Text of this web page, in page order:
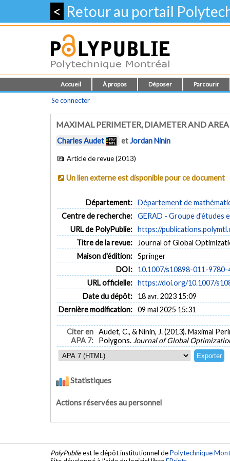
< Retour au portail
Accueil À propos Déposer Parcourir
Se connecter
MAXIMAL PERIMETER, DIAMETER AND
Charles Audet etJordan Ninin
Article de revue (2013)
Un lien externe est disponible pour ce document
Département: Département de
Centre de recherche: GERAD - Groupe d'études
URL de PolyPublie: https://
Titre de la revue:
Journal of Global
Maison d'édition: Springer
DOI:
10.1007/s10898-011-9780-
URL officielle: https://doi.org/10.1007/
Date du dépôt:
18 avr. 2023 15:09
Dernière modification: 09 mai 2025 15:31
Citer en
APA 7:
Audet, C., & Ninin, J. (2013). Maximal
Polygons. Journal of Global
Statistiques
Actions réservées au personnel
PolyPublieest le dépôt institutionnel dePolytechnique